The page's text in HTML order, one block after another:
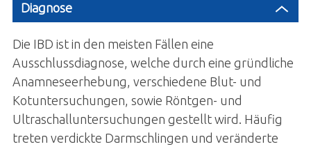
Diagnose
Die IBD ist in den meisten Fällen eine
Ausschlussdiagnose, welche durch eine gründliche
Anamneseerhebung, verschiedene Blut- und
Kotuntersuchungen, sowie Röntgen- und
Ultraschalluntersuchungen gestellt wird. Häufig
treten verdickte Darmschlingen und veränderte